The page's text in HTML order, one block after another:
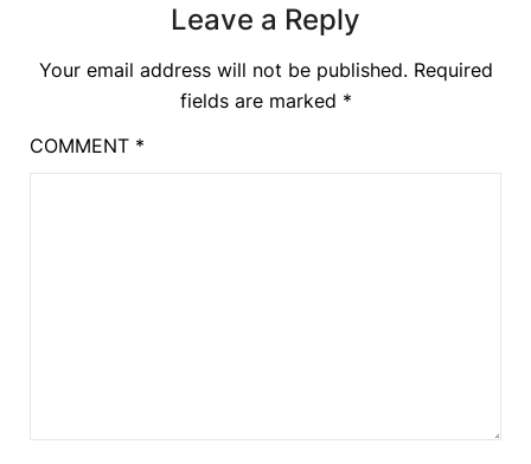
Leave a Reply
Your email address will not be published. Required
fields are marked *
COMMENT *